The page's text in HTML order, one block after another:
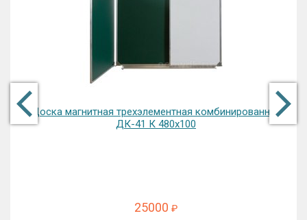
Доска магнитная трехэлементная комбинированная
ДК-41 К 480х100
25000 ₽